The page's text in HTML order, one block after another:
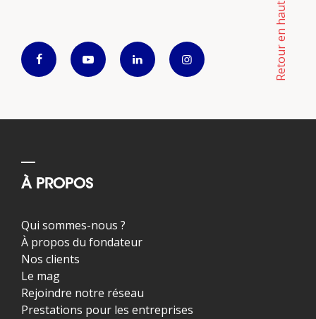
Retour en haut
À PROPOS
Qui sommes-nous ?
À propos du fondateur
Nos clients
Le mag
Rejoindre notre réseau
Prestations pour les entreprises